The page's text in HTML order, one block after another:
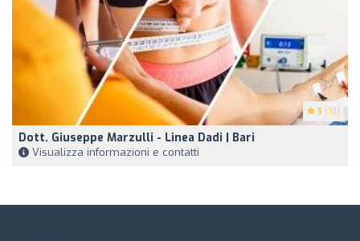
5 (10)
Dott. Giuseppe Marzulli - Linea Dadi | Bari
Visualizza informazioni e contatti